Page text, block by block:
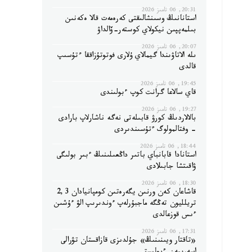
20:31, 06 تامىز 2026
استانانىڭ وسىنشالىقتى كەرەمەت قالا ەكەنىن
بىلمەپپىن نيكولاي كوستەر-ۆالداۋ
20:07, 06 تامىز 2026
ىلە الاتاۋىندا گيمالاي ۇلارى فوتوتۇزاققا ءتۇسىپ
قالدى
19:45, 06 تامىز 2026
قاي سالاعا گرانت كوپ ءبولىندى
19:27, 06 تامىز 2026
بالالاردىڭ كورۋ قابىلەتى نەگە ناشارلاپ بارادى
- وفتالمولوگ ءتۇسىندىردى
18:44, 06 تامىز 2026
استانادا قابانباي باتىر داڭعىلىنىڭ ءبىر بولىگى
ۋاقىتشا جابىلادى
18:30, 06 تامىز 2026
قاشاعان كەن ورنىن يگەرەتىن كومپانيادان 2,3
تريلليون تەڭگە ماجبۇرلەپ ءوندىرىپ الۋ ءۇشىن
ءىس قوزعالدى
17:31, 06 تامىز 2026
«تاقتار ويىنىنىڭ» جۇلدىزى قازاقستان تۋرالى